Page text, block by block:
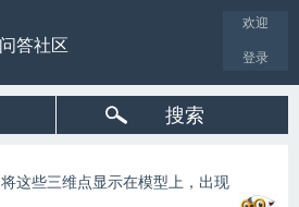
欢迎
登录
答社区
搜索
这些三维点显示在模型上，出现